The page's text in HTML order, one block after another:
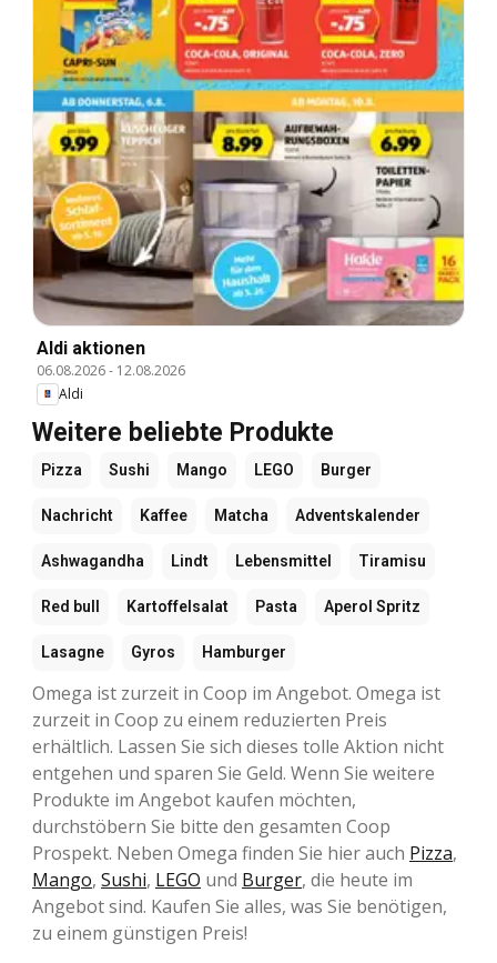
Aldi aktionen
06.08.2026- 12.08.2026
Aldi
Weitere beliebte Produkte
Pizza Sushi Mango LEGO Burger
Nachricht Kaffee Matcha Adventskalender
Ashwagandha Lindt Lebensmittel Tiramisu
Red bull Kartoffelsalat Pasta Aperol Spritz
Lasagne Gyros Hamburger
Omega ist zurzeit in Coop im Angebot. Omega ist
zurzeit in Coop zu einem reduzierten Preis
erhältlich. Lassen Sie sich dieses tolle Aktion nicht
entgehen und sparen Sie Geld. Wenn Sie weitere
Produkte im Angebot kaufen möchten,
durchstöbern Sie bitte den gesamten Coop
Prospekt. Neben Omega finden Sie hier auch Pizza,
Mango, Sushi, LEGO und Burger, die heute im
Angebot sind. Kaufen Sie alles, was Sie benötigen,
zu einem günstigen Preis!